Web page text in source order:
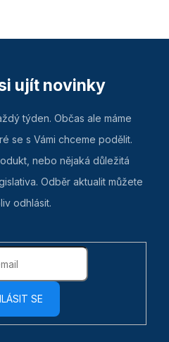
ujít novinky
týden. Občas ale máme
se s Vámi chceme podělit.
nebo nějaká důležitá
Odběr aktualit můžete
odhlásit.
SE